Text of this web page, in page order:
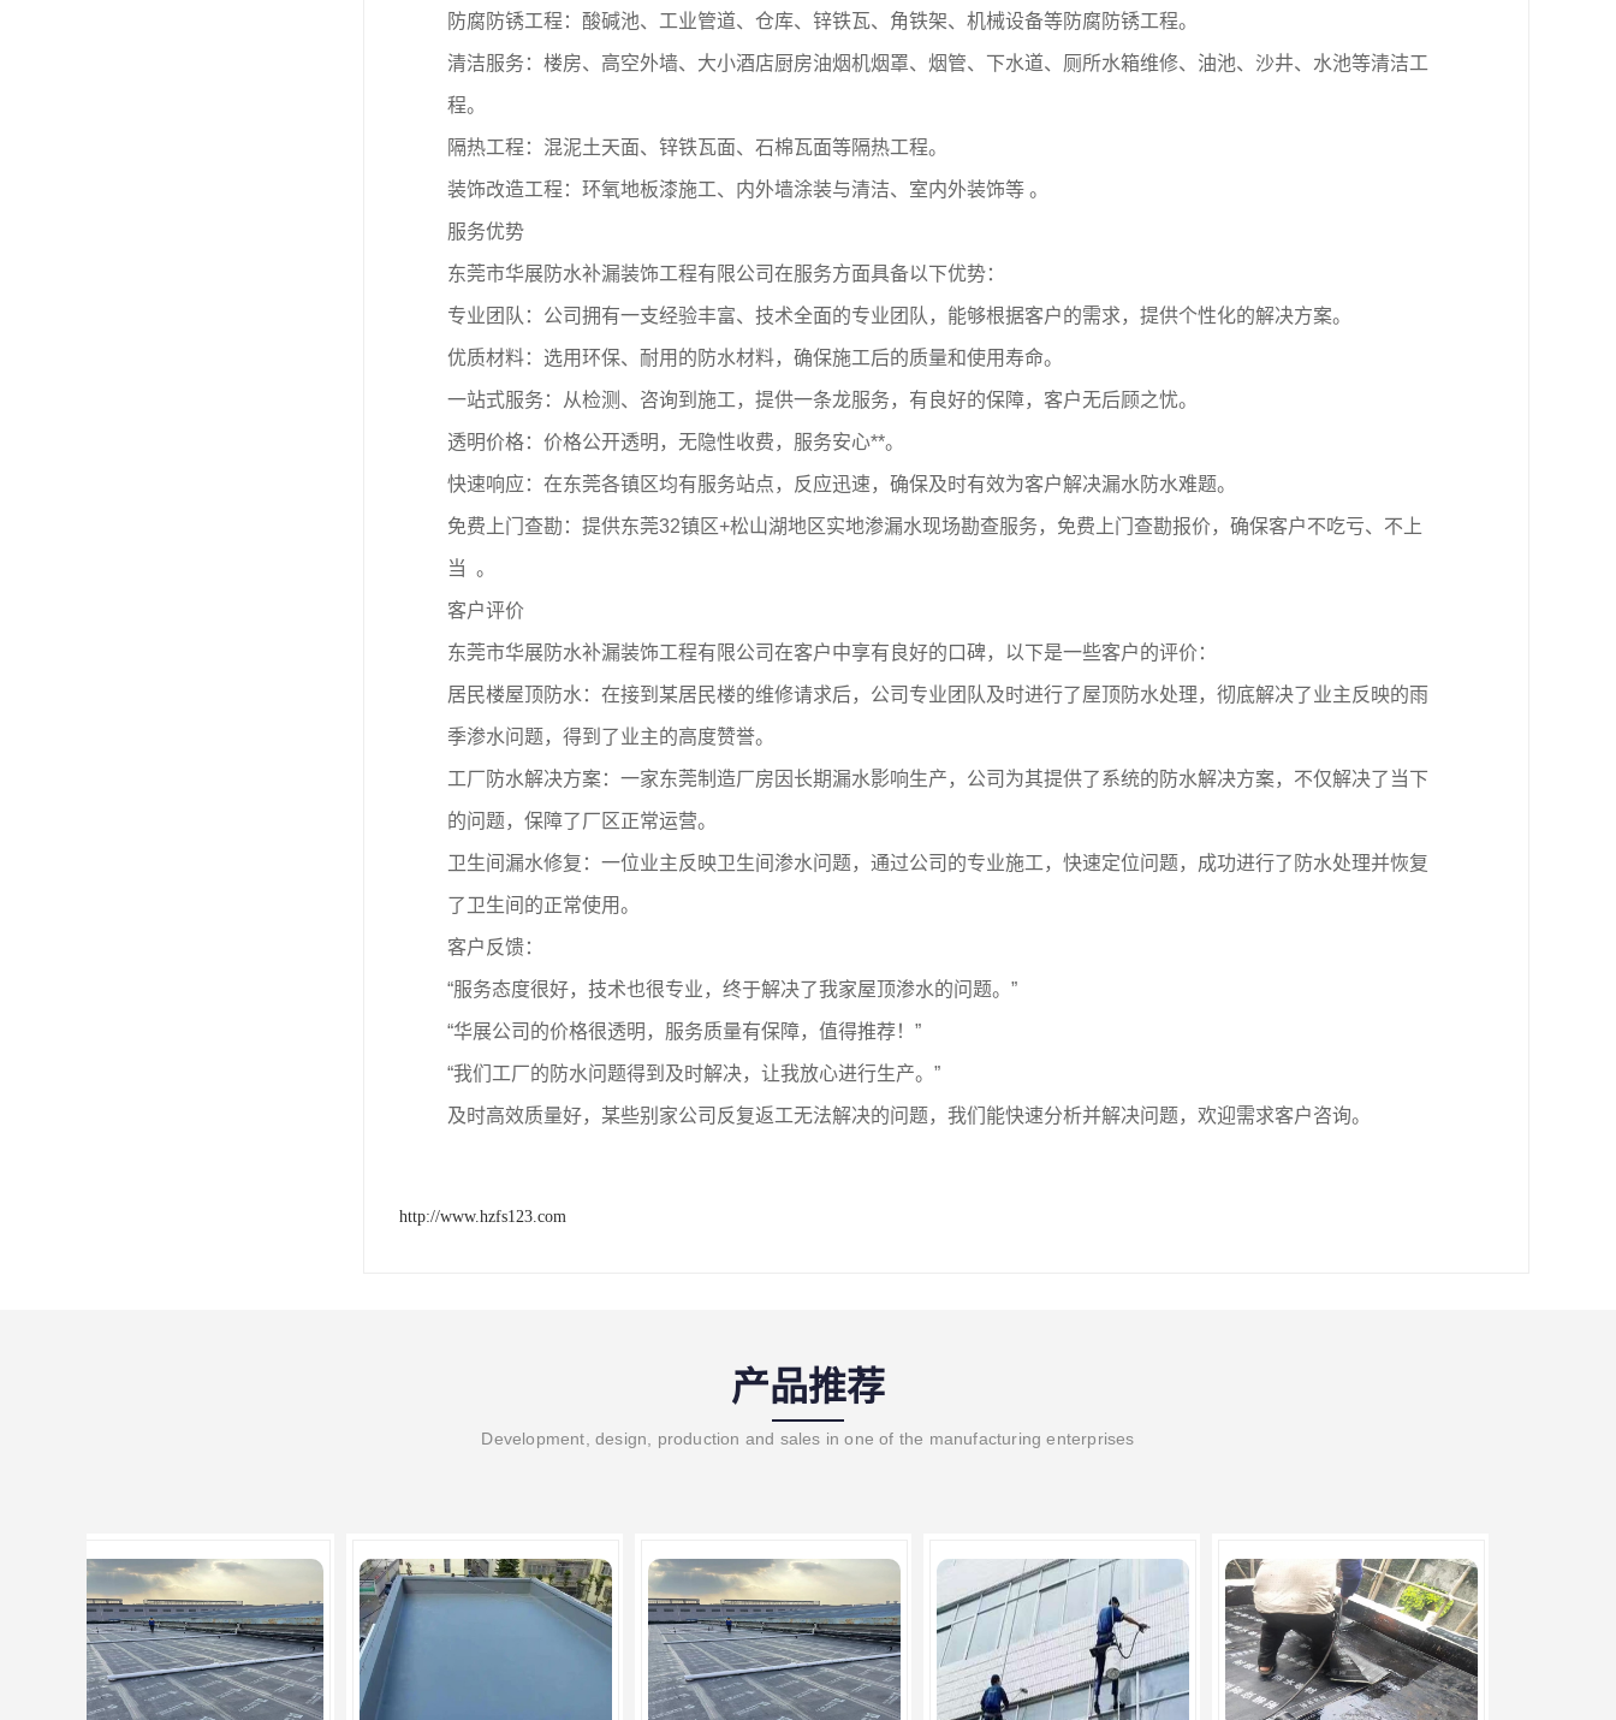
防腐防锈工程：酸碱池、工业管道、仓库、锌铁瓦、角铁架、机械设备等防腐防锈工程。
清洁服务：楼房、高空外墙、大小酒店厨房油烟机烟罩、烟管、下水道、厕所水箱维修、油池、沙井、水池等清洁工
程。
隔热工程：混泥土天面、锌铁瓦面、石棉瓦面等隔热工程。
装饰改造工程：环氧地板漆施工、内外墙涂装与清洁、室内外装饰等 。
服务优势
东莞市华展防水补漏装饰工程有限公司在服务方面具备以下优势：
专业团队：公司拥有一支经验丰富、技术全面的专业团队，能够根据客户的需求，提供个性化的解决方案。
优质材料：选用环保、耐用的防水材料，确保施工后的质量和使用寿命。
一站式服务：从检测、咨询到施工，提供一条龙服务，有良好的保障，客户无后顾之忧。
透明价格：价格公开透明，无隐性收费，服务安心**。
快速响应：在东莞各镇区均有服务站点，反应迅速，确保及时有效为客户解决漏水防水难题。
免费上门查勘：提供东莞32镇区+松山湖地区实地渗漏水现场勘查服务，免费上门查勘报价，确保客户不吃亏、不上
当 。
客户评价
东莞市华展防水补漏装饰工程有限公司在客户中享有良好的口碑，以下是一些客户的评价：
居民楼屋顶防水：在接到某居民楼的维修请求后，公司专业团队及时进行了屋顶防水处理，彻底解决了业主反映的雨
季渗水问题，得到了业主的高度赞誉。
工厂防水解决方案：一家东莞制造厂房因长期漏水影响生产，公司为其提供了系统的防水解决方案，不仅解决了当下
的问题，保障了厂区正常运营。
卫生间漏水修复：一位业主反映卫生间渗水问题，通过公司的专业施工，快速定位问题，成功进行了防水处理并恢复
了卫生间的正常使用。
客户反馈：
“服务态度很好，技术也很专业，终于解决了我家屋顶渗水的问题。”
“华展公司的价格很透明，服务质量有保障，值得推荐！”
“我们工厂的防水问题得到及时解决，让我放心进行生产。”
及时高效质量好，某些别家公司反复返工无法解决的问题，我们能快速分析并解决问题，欢迎需求客户咨询。
http://www.hzfs123.com
产品推荐
Development, design, production and sales in one of the manufacturing enterprises